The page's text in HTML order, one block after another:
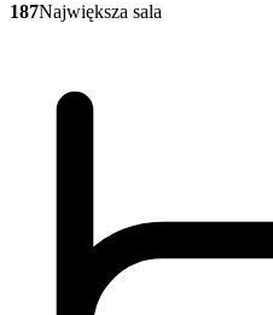
187Największa sala